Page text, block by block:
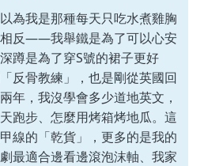
為我是那種每天只吃水煮雞胸
反——我舉鐵是為了可以心安
蹲是為了穿S號的裙子更好
反骨教練」，也是剛從英國回
年，我沒學會多少道地英文，
跑步、怎麼用烤箱烤地瓜。這
線的「乾貨」，更多的是我的
最適合邊看邊滾泡沫軸、我家